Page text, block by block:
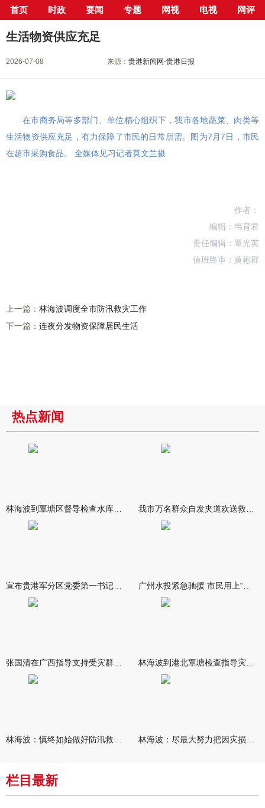
首页 时政 要闻 专题 网视 电视 网评
当前位置： 首页> 新闻中心> 要闻> 正文
生活物资供应充足
2026-07-08 来源：贵港新闻网-贵港日报
在市商务局等多部门、单位精心组织下，我市各地蔬菜、肉类等
生活物资供应充足，有力保障了市民的日常所需。图为7月7日，市民
在超市采购食品。 全媒体见习记者莫文兰摄
作者：
编辑：韦育君
责任编辑：覃光英
值班终审：黄彬群
上一篇： 林海波调度全市防汛救灾工作
下一篇： 连夜分发物资保障居民生活
热点新闻
栏目最新